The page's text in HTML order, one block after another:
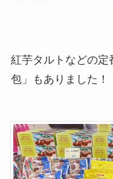
紅芋タルトなどの定
包」もありました！